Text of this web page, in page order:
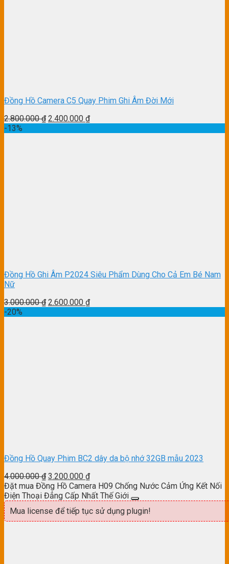
Đồng Hồ Camera C5 Quay Phim Ghi Âm Đời Mới
2.800.000₫ 2.400.000 ₫
-13%
Đồng Hồ Ghi Âm P2024 Siêu Phẩm Dùng Cho Cả Em Bé Nam
Nữ
3.000.000₫ 2.600.000 ₫
-20%
Đồng Hồ Quay Phim BC2 dây da bộ nhớ 32GB mẫu 2023
4.000.000₫ 3.200.000 ₫
Đặt mua Đồng Hồ Camera H09 Chống Nước Cảm Ứng Kết Nối
Điện Thoại Đẳng Cấp Nhất Thế Giới
Mua license để tiếp tục sử dụng plugin!